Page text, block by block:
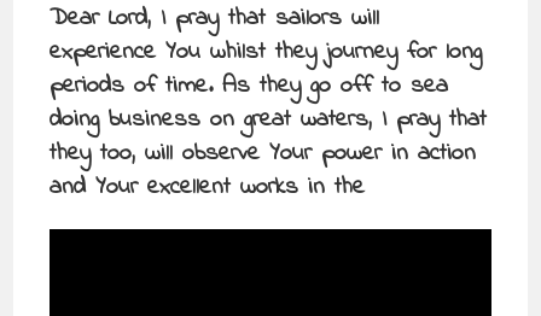
Dear Lord, I pray that sailors will
experience You whilst they journey for long
periods of time. As they go off to sea
doing business on great waters, I pray that
they too, will observe Your power in action
and Your excellent works in the